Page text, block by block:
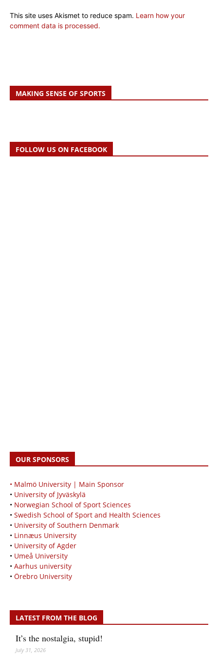
This site uses Akismet to reduce spam. Learn how your
comment data is processed.
MAKING SENSE OF SPORTS
FOLLOW US ON FACEBOOK
OUR SPONSORS
• Malmö University | Main Sponsor
• University of Jyväskylä
• Norwegian School of Sport Sciences
• Swedish School of Sport and Health Sciences
• University of Southern Denmark
• Linnæus University
• University of Agder
• Umeå University
• Aarhus university
• Örebro University
LATEST FROM THE BLOG
It’s the nostalgia, stupid!
July 31, 2026